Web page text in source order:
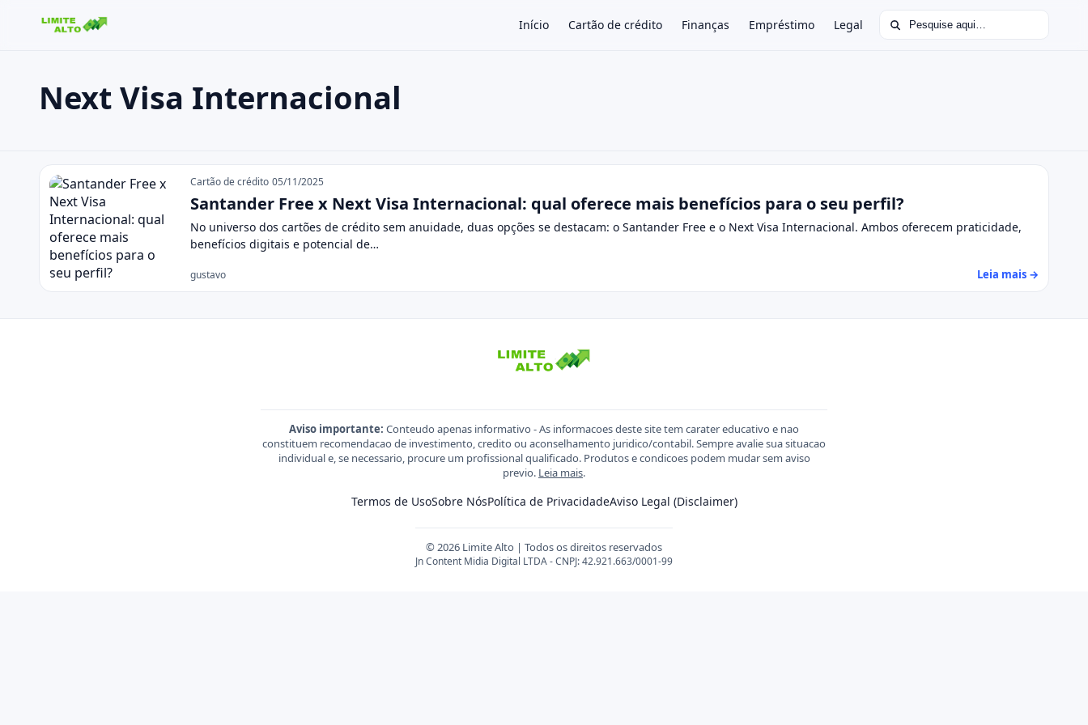
Início Cartão de crédito Finanças Empréstimo Legal Buscar por:
Buscar no site
Pressione Enter para buscar ou ESC para fechar.
Next Visa Internacional
Next Visa Internacional
Cartão de crédito 05/11/2025
Santander Free x Next Visa Internacional: qual oferece mais benefícios para o seu perfil?
No universo dos cartões de crédito sem anuidade, duas opções se destacam: o Santander Free e o Next Visa Internacional. Ambos oferecem praticidade,
benefícios digitais e potencial de…
gustavo Leia mais →
Aviso importante: Conteudo apenas informativo - As informacoes deste site tem carater educativo e nao
constituem recomendacao de investimento, credito ou aconselhamento juridico/contabil. Sempre avalie sua situacao
individual e, se necessario, procure um profissional qualificado. Produtos e condicoes podem mudar sem aviso
previo. Leia mais.
Termos de UsoSobre NósPolítica de PrivacidadeAviso Legal (Disclaimer)
© 2026 Limite Alto | Todos os direitos reservados
Jn Content Midia Digital LTDA - CNPJ: 42.921.663/0001-99